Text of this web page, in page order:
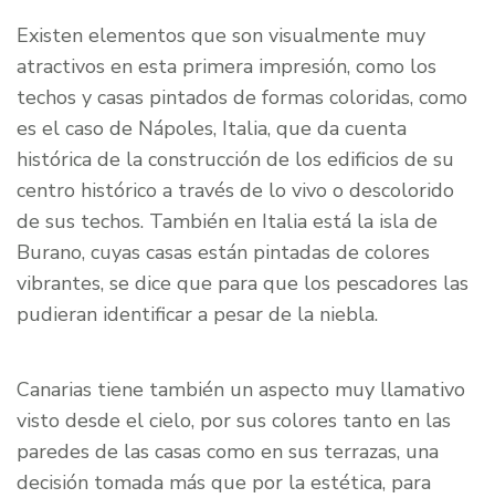
Existen elementos que son visualmente muy
atractivos en esta primera impresión, como los
techos y casas pintados de formas coloridas, como
es el caso de Nápoles, Italia, que da cuenta
histórica de la construcción de los edificios de su
centro histórico a través de lo vivo o descolorido
de sus techos. También en Italia está la isla de
Burano, cuyas casas están pintadas de colores
vibrantes, se dice que para que los pescadores las
pudieran identificar a pesar de la niebla.
Canarias tiene también un aspecto muy llamativo
visto desde el cielo, por sus colores tanto en las
paredes de las casas como en sus terrazas, una
decisión tomada más que por la estética, para